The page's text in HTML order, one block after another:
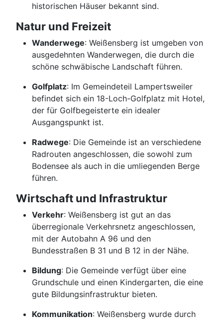
historischen Häuser bekannt sind.
Natur und Freizeit
Wanderwege: Weißensberg ist umgeben von
ausgedehnten Wanderwegen, die durch die
schöne schwäbische Landschaft führen.
Golfplatz: Im Gemeindeteil Lampertsweiler
befindet sich ein 18-Loch-Golfplatz mit Hotel,
der für Golfbegeisterte ein idealer
Ausgangspunkt ist.
Radwege: Die Gemeinde ist an verschiedene
Radrouten angeschlossen, die sowohl zum
Bodensee als auch in die umliegenden Berge
führen.
Wirtschaft und Infrastruktur
Verkehr: Weißensberg ist gut an das
überregionale Verkehrsnetz angeschlossen,
mit der Autobahn A 96 und den
Bundesstraßen B 31 und B 12 in der Nähe.
Bildung: Die Gemeinde verfügt über eine
Grundschule und einen Kindergarten, die eine
gute Bildungsinfrastruktur bieten.
Kommunikation: Weißensberg wurde durch